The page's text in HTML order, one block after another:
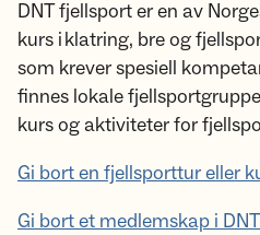
DNT fjellsport er en av
kurs i klatring, bre og
som krever spesiell
finnes lokale
kurs og aktiviteter for
Gi bort en fjellsporttur eller
Gi bort et medlemskap i DNT